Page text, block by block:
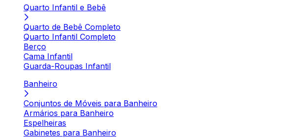
Quarto Infantil e Bebê
Quarto de Bebê Completo
Quarto Infantil Completo
Berço
Cama Infantil
Guarda-Roupas Infantil
Banheiro
Conjuntos de Móveis para Banheiro
Armários para Banheiro
Espelheiras
Gabinetes para Banheiro